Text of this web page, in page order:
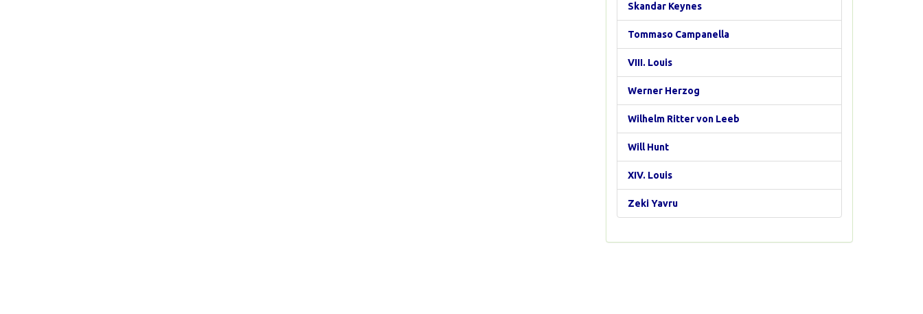
Skandar Keynes
Tommaso Campanella
VIII. Louis
Werner Herzog
Wilhelm Ritter von Leeb
Will Hunt
XIV. Louis
Zeki Yavru